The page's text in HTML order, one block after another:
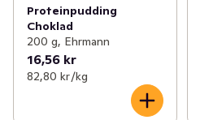
Proteinpudding
Choklad
200 g, Ehrmann
16,56 kr
82,80 kr /kg